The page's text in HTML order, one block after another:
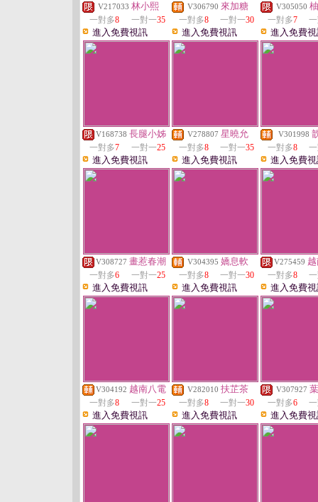
V217033 林小熙
一對多8 一對一35
進入免費視訊
V306790 來加糖
一對多8 一對一30
進入免費視訊
V305050
一對多7
進入免費
V168738 長腿小姊
一對多7 一對一25
進入免費視訊
V278807 星曉允
一對多8 一對一35
進入免費視訊
V301998
一對多8
進入免費
V308727 畫惹春潮
一對多6 一對一25
進入免費視訊
V304395 嬌息軟
一對多8 一對一30
進入免費視訊
V275459
一對多8
進入免費
V304192 越南八電
一對多8 一對一25
進入免費視訊
V282010 扶芷茶
一對多8 一對一30
進入免費視訊
V307927
一對多6
進入免費